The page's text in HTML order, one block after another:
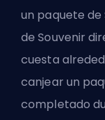
un paquete de
de Souvenir
cuesta
canjear un
completado